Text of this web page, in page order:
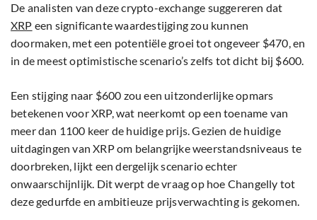
De analisten van deze crypto-exchange suggereren dat
XRP een significante waardestijging zou kunnen
doormaken, met een potentiële groei tot ongeveer $470, en
in de meest optimistische scenario’s zelfs tot dicht bij $600.
Een stijging naar $600 zou een uitzonderlijke opmars
betekenen voor XRP, wat neerkomt op een toename van
meer dan 1100 keer de huidige prijs. Gezien de huidige
uitdagingen van XRP om belangrijke weerstandsniveaus te
doorbreken, lijkt een dergelijk scenario echter
onwaarschijnlijk. Dit werpt de vraag op hoe Changelly tot
deze gedurfde en ambitieuze prijsverwachting is gekomen.